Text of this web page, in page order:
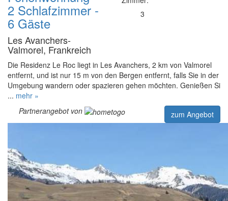
2 Schlafzimmer -
6 Gäste
Les Avanchers-
Valmorel, Frankreich
3
Die Residenz Le Roc liegt in Les Avanchers, 2 km von Valmorel
entfernt, und ist nur 15 m von den Bergen entfernt, falls Sie in der
Umgebung wandern oder spazieren gehen möchten. Genießen Si
... mehr »
Partnerangebot von
zum Angebot